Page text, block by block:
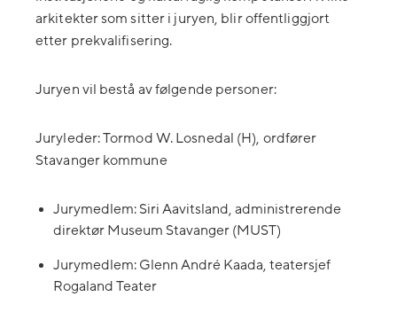
arkitekter som sitter i juryen, blir offentliggjort
etter prekvalifisering.
Juryen vil bestå av følgende personer:
Juryleder: Tormod W. Losnedal (H), ordfører
Stavanger kommune
Jurymedlem: Siri Aavitsland, administrerende
direktør Museum Stavanger (MUST)
Jurymedlem: Glenn André Kaada, teatersjef
Rogaland Teater